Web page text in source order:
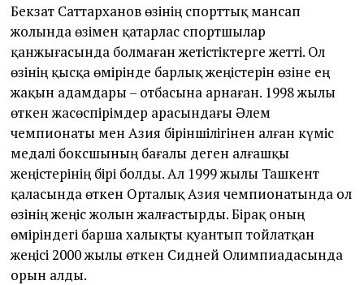
Бекзат Саттарханов өзінің спорттық мансап
жолында өзімен қатарлас спортшылар
қанжығасында болмаған жетістіктерге жетті. Ол
өзінің қысқа өмірінде барлық жеңістерін өзіне ең
жақын адамдары – отбасына арнаған. 1998 жылы
өткен жасөспірімдер арасындағы Әлем
чемпионаты мен Азия біріншілігінен алған күміс
медалі боксшының бағалы деген алғашқы
жеңістерінің бірі болды. Ал 1999 жылы Ташкент
қаласында өткен Орталық Азия чемпионатында ол
өзінің жеңіс жолын жалғастырды. Бірақ оның
өміріндегі барша халықты қуантып тойлатқан
жеңісі 2000 жылы өткен Сидней Олимпиадасында
орын алды.